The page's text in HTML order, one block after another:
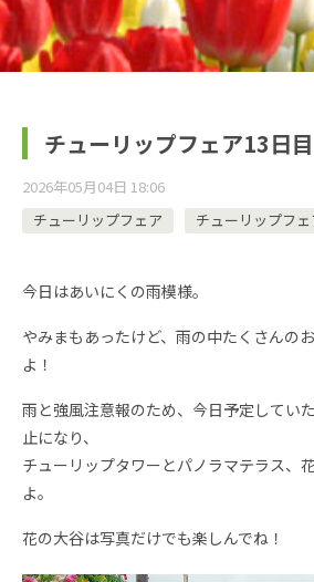
チューリップフェア13日
2026年05月04日 18:06
チューリップフェア
チューリップフェ
今日はあいにくの雨模様。
やみまもあったけど、雨の中たくさんの
よ！
雨と強風注意報のため、今日予定してい
止になり、
チューリップタワーとパノラマテラス、
よ。
花の大谷は写真だけでも楽しんでね！